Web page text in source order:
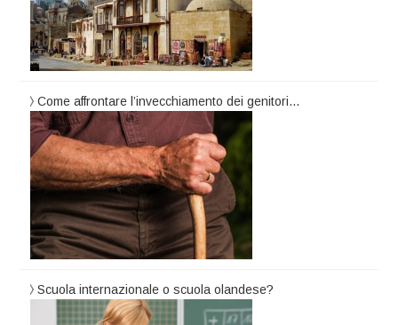
Come affrontare l’invecchiamento dei genitori…
Scuola internazionale o scuola olandese?